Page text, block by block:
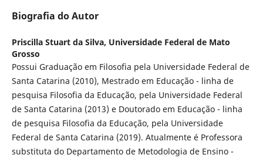
Biografia do Autor
Priscilla Stuart da Silva, Universidade Federal de Mato
Grosso
Possui Graduação em Filosofia pela Universidade Federal de
Santa Catarina (2010), Mestrado em Educação - linha de
pesquisa Filosofia da Educação, pela Universidade Federal
de Santa Catarina (2013) e Doutorado em Educação - linha
de pesquisa Filosofia da Educação, pela Universidade
Federal de Santa Catarina (2019). Atualmente é Professora
substituta do Departamento de Metodologia de Ensino -